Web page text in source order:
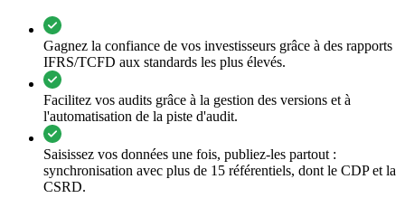
Gagnez la confiance de vos investisseurs grâce à des rapports
IFRS/TCFD aux standards les plus élevés.
Facilitez vos audits grâce à la gestion des versions et à
l'automatisation de la piste d'audit.
Saisissez vos données une fois, publiez-les partout :
synchronisation avec plus de 15 référentiels, dont le CDP et la
CSRD.